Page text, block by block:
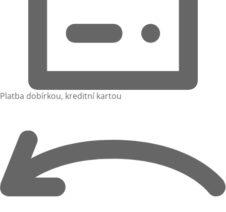
Platba dobírkou, kreditní kartou